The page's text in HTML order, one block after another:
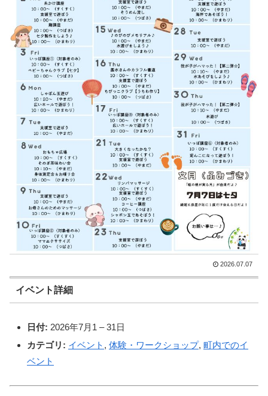
2026.07.07
イベント詳細
日付: 2026年7月1 –31日
カテゴリ: イベント , 体験・ワークショップ, 町内でのイ
ベント